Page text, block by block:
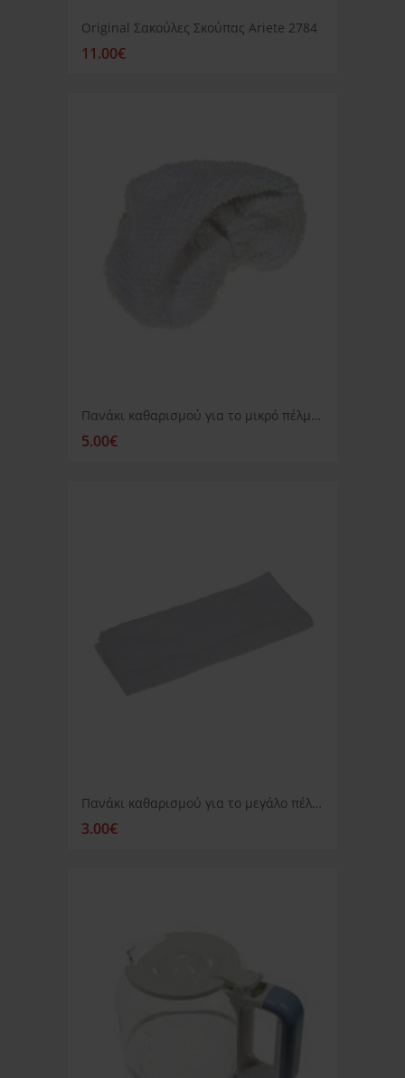
Original Σακούλες Σκούπας Ariete 2784
11.00€
Πανάκι καθαρισμού για το μικρό πέλμα για ατμοκαθαριστή Ariete MCV8-9-10
5.00€
Πανάκι καθαρισμού για το μεγάλο πέλμα για ατμοκαθαριστή Ariete MCV8-9-10
3.00€